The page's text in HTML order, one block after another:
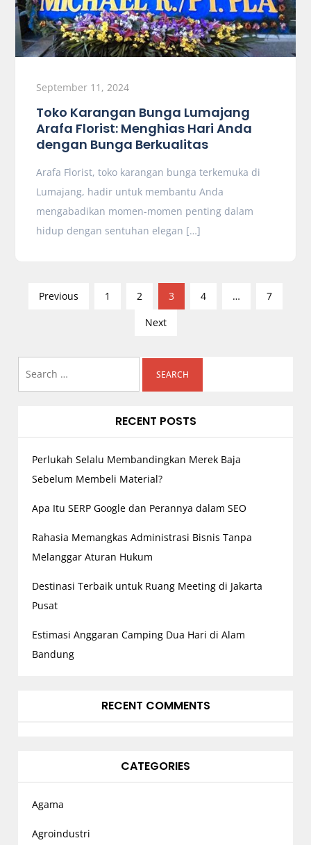
September 11, 2024
Toko Karangan Bunga Lumajang
Arafa Florist: Menghias Hari Anda
dengan Bunga Berkualitas
Arafa Florist, toko karangan bunga terkemuka di
Lumajang, hadir untuk membantu Anda
mengabadikan momen-momen penting dalam
hidup dengan sentuhan elegan […]
n
Previous 1 2 3 4 …
7
Next
RECENT POSTS
Perlukah Selalu Membandingkan Merek Baja
Sebelum Membeli Material?
Apa Itu SERP Google dan Perannya dalam SEO
Rahasia Memangkas Administrasi Bisnis Tanpa
Melanggar Aturan Hukum
Destinasi Terbaik untuk Ruang Meeting di Jakarta
Pusat
Estimasi Anggaran Camping Dua Hari di Alam
Bandung
RECENT COMMENTS
CATEGORIES
Agama
Agroindustri